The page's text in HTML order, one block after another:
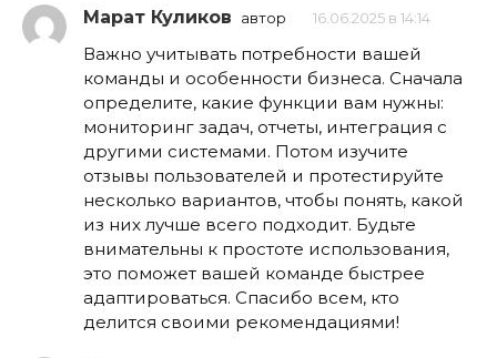
Марат Куликов автор 16.06.2025 в 14:14
Важно учитывать потребности вашей
команды и особенности бизнеса. Сначала
определите, какие функции вам нужны:
мониторинг задач, отчеты, интеграция с
другими системами. Потом изучите
отзывы пользователей и протестируйте
несколько вариантов, чтобы понять, какой
из них лучше всего подходит. Будьте
внимательны к простоте использования,
это поможет вашей команде быстрее
адаптироваться. Спасибо всем, кто
делится своими рекомендациями!